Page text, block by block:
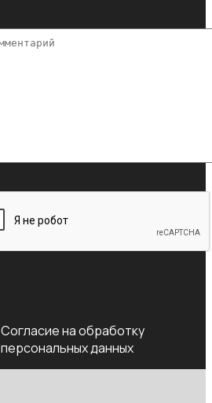
Согласие на обработку
персональных данных